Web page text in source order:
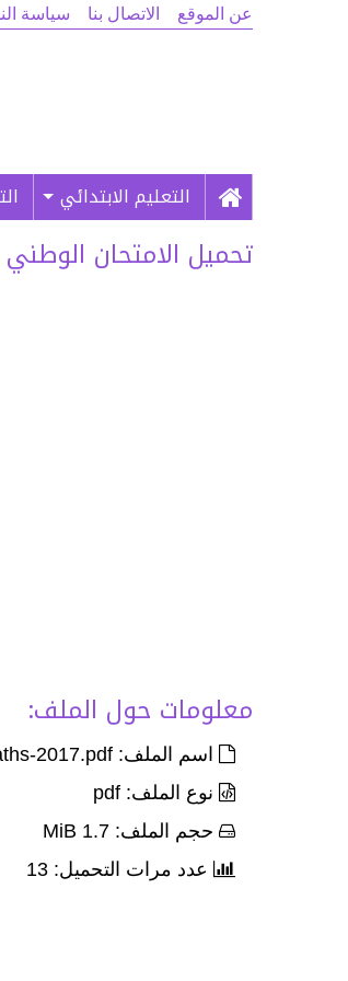
عن الموقع الاتصال بنا سياسة
التعليم الابتدائي
تحميل الامتحان الوطني
معلومات حول الملف:
اسم الملف: Exam-Corr-nat-pc-fr-rat-2Bac-sci-maths-2017.pdf
نوع الملف: pdf
حجم الملف: 1.7 MiB
عدد مرات التحميل: 13